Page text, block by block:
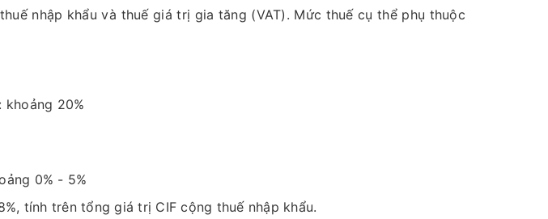
nhập khẩu và thuế giá trị gia tăng (VAT). Mức thuế cụ thể phụ thuộc
khoảng 20%
0% - 5%
tính trên tổng giá trị CIF cộng thuế nhập khẩu.